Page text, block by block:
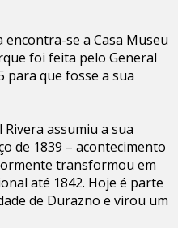
se a Casa Museu
foi feita pelo General
para que fosse a sua
assumiu a sua
de 1839 – acontecimento
transformou em
até 1842. Hoje é parte
de Durazno e virou um